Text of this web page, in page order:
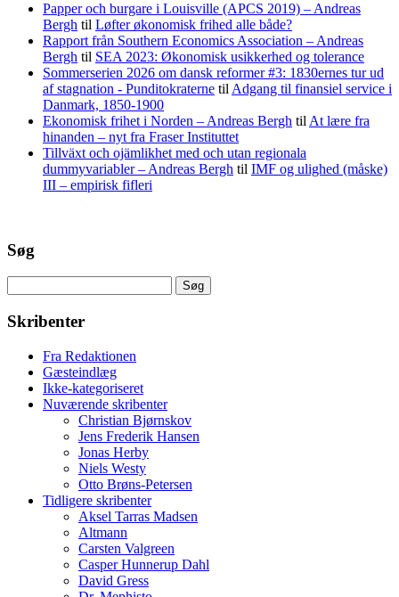
Papper och burgare i Louisville (APCS 2019) – Andreas
Bergh til Løfter økonomisk frihed alle både?
Rapport från Southern Economics Association – Andreas
Bergh til SEA 2023: Økonomisk usikkerhed og tolerance
Sommerserien 2026 om dansk reformer #3: 1830ernes tur ud
af stagnation - Punditokraterne til Adgang til finansiel service i
Danmark, 1850-1900
Ekonomisk frihet i Norden – Andreas Bergh til At lære fra
hinanden – nyt fra Fraser Instituttet
Tillväxt och ojämlikhet med och utan regionala
dummyvariabler – Andreas Bergh til IMF og ulighed (måske)
III – empirisk fifleri
Søg
efter:
Skribenter
Fra Redaktionen
Gæsteindlæg
Ikke-kategoriseret
Nuværende skribenter
Christian Bjørnskov
Jens Frederik Hansen
Jonas Herby
Niels Westy
Otto Brøns-Petersen
Tidligere skribenter
Aksel Tarras Madsen
Altmann
Carsten Valgreen
Casper Hunnerup Dahl
David Gress